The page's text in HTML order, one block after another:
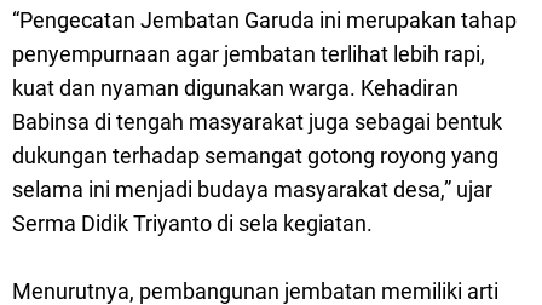
“Pengecatan Jembatan Garuda ini merupakan tahap
penyempurnaan agar jembatan terlihat lebih rapi,
kuat dan nyaman digunakan warga. Kehadiran
Babinsa di tengah masyarakat juga sebagai bentuk
dukungan terhadap semangat gotong royong yang
selama ini menjadi budaya masyarakat desa,” ujar
Serma Didik Triyanto di sela kegiatan.
Menurutnya, pembangunan jembatan memiliki arti